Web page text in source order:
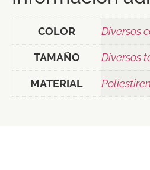
COLOR Diversos
TAMAÑO Diversos
MATERIAL